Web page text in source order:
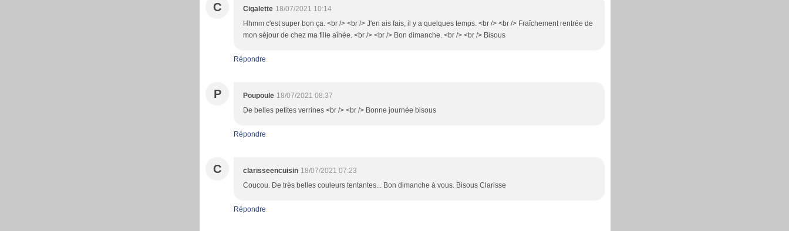
C Cigalette 18/07/2021 10:14
Hhmm c'est super bon ça. <br /> <br /> J'en ais fais, il y a quelques temps. <br /> <br /> Fraîchement rentrée de
mon séjour de chez ma fille aînée. <br /> <br /> Bon dimanche. <br /> <br /> Bisous
Répondre
P Poupoule 18/07/2021 08:37
De belles petites verrines <br /> <br /> Bonne journée bisous
Répondre
C clarisseencuisin 18/07/2021 07:23
Coucou. De très belles couleurs tentantes... Bon dimanche à vous. Bisous Clarisse
Répondre